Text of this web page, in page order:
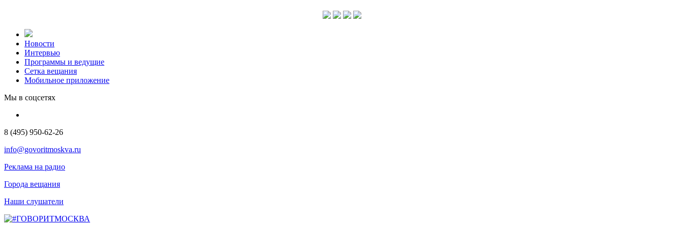
Новости
Интервью
Программы и ведущие
Сетка вещания
Мобильное приложение
Мы в соцсетях
8 (495) 950-62-26
info@govoritmoskva.ru
Реклама на радио
Города вещания
Наши слушатели